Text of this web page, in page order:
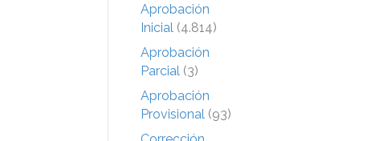
Aprobación
Inicial (4.814)
Aprobación
Parcial (3)
Aprobación
Provisional (93)